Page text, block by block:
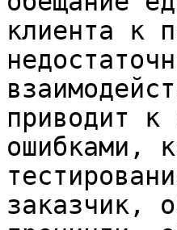
клиента к
приводит к
ошибками,
заказчик,